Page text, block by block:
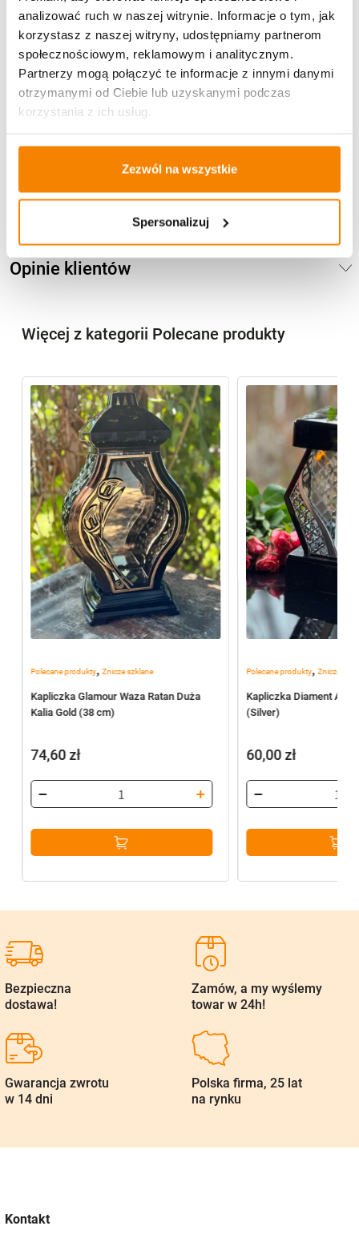
analizować ruch w naszej witrynie. Informacje o tym, jak
korzystasz z naszej witryny, udostępniamy partnerom
społecznościowym, reklamowym i analitycznym.
Partnerzy mogą połączyć te informacje z innymi danymi
otrzymanymi od Ciebie lub uzyskanymi podczas
korzystania z ich usług.
Zezwól na wszystkie
Spersonalizuj
Potrzebujesz większą ilość? Zapraszamy do naszej
hurtowniiPrzejdź do hurtowni B2B
Opis produktu
Opinie klientów
Więcej z kategorii Polecane produkty
Polecane produkty, Znicze szklane
Kapliczka Glamour Waza Ratan Duża
Kalia Gold (38 cm)
74,60zł
Polecane produkty,Znicze
Kapliczka Diament Ażur
(Silver)
60,00zł
Bezpieczna
dostawa!
Zamów, a my wyślemy
towar w 24h!
Gwarancja zwrotu
w 14 dni
Polska firma, 25 lat
na rynku
Kontakt